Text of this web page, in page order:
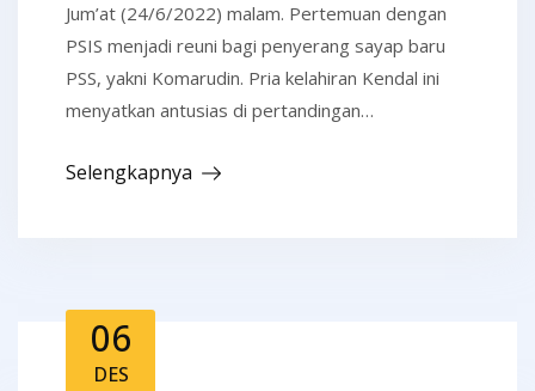
Jum’at (24/6/2022) malam. Pertemuan dengan
PSIS menjadi reuni bagi penyerang sayap baru
PSS, yakni Komarudin. Pria kelahiran Kendal ini
menyatkan antusias di pertandingan…
Selengkapnya
06
DES